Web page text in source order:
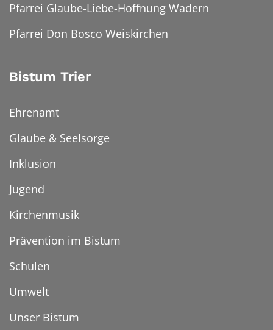
Pfarrei Glaube-Liebe-Hoffnung Wadern
Pfarrei Don Bosco Weiskirchen
Bistum Trier
Ehrenamt
Glaube & Seelsorge
Inklusion
Jugend
Kirchenmusik
Prävention im Bistum
Schulen
Umwelt
Unser Bistum